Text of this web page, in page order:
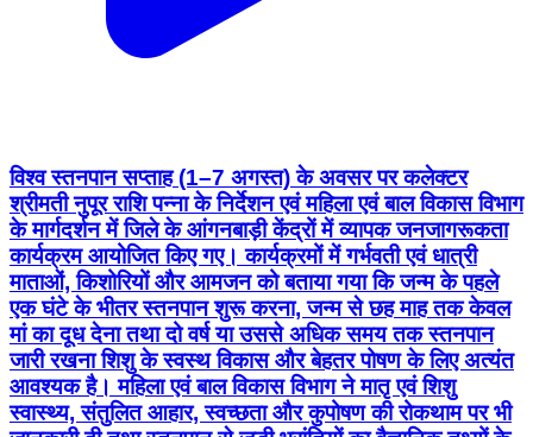
विश्व स्तनपान सप्ताह (1–7 अगस्त) के अवसर पर कलेक्टर
श्रीमती नुपूर राशि पन्ना के निर्देशन एवं महिला एवं बाल विकास विभाग
के मार्गदर्शन में जिले के आंगनबाड़ी केंद्रों में व्यापक जनजागरूकता
कार्यक्रम आयोजित किए गए। कार्यक्रमों में गर्भवती एवं धात्री
माताओं, किशोरियों और आमजन को बताया गया कि जन्म के पहले
एक घंटे के भीतर स्तनपान शुरू करना, जन्म से छह माह तक केवल
मां का दूध देना तथा दो वर्ष या उससे अधिक समय तक स्तनपान
जारी रखना शिशु के स्वस्थ विकास और बेहतर पोषण के लिए अत्यंत
आवश्यक है। महिला एवं बाल विकास विभाग ने मातृ एवं शिशु
स्वास्थ्य, संतुलित आहार, स्वच्छता और कुपोषण की रोकथाम पर भी